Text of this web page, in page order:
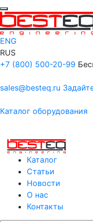
ENG
RUS
+7 (800) 500-20-99
sales@besteq.ru
Каталог оборудования
Каталог
Статьи
Новости
О нас
Контакты